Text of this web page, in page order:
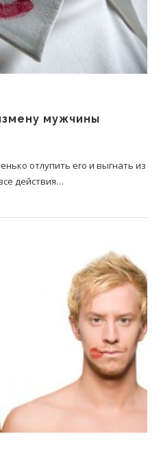
мужчины
отлупить его и выгнать из
действия…